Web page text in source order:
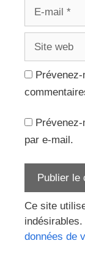
par e-mail.
Ce site
indésirables.
données de